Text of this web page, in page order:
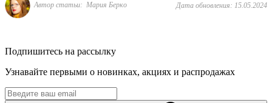
Автор статьи: Мария Берко Дата обновления: 15.05.2024
Подпишитесь на рассылку
Узнавайте первыми о новинках, акциях и распродажах